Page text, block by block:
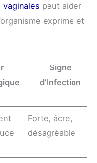
vaginales peut aider
exprime et
Signe
d’Infection
Forte, âcre,
désagréable